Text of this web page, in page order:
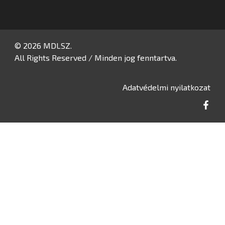
© 2026 MDLSZ.
All Rights Reserved / Minden jog fenntartva.
Adatvédelmi nyilatkozat